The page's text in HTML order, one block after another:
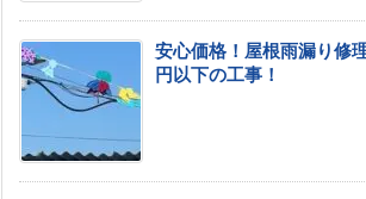
安心価格！屋根雨漏り修
円以下の工事！